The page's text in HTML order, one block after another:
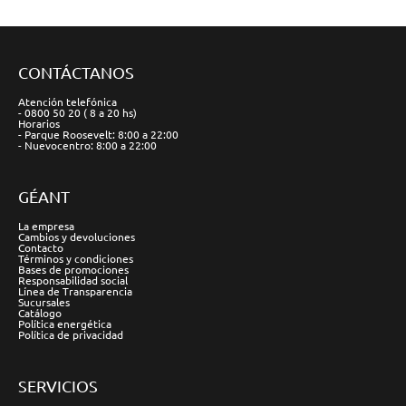
CONTÁCTANOS
Atención telefónica
- 0800 50 20 ( 8 a 20 hs)
Horarios
- Parque Roosevelt: 8:00 a 22:00
- Nuevocentro: 8:00 a 22:00
GÉANT
La empresa
Cambios y devoluciones
Contacto
Términos y condiciones
Bases de promociones
Responsabilidad social
Línea de Transparencia
Sucursales
Catálogo
Política energética
Política de privacidad
SERVICIOS